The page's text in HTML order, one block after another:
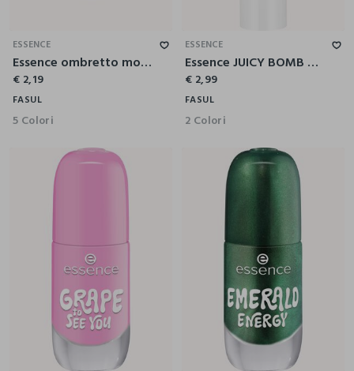
ESSENCE
Essence ombretto mono pearly 03
€ 2,19
FASUL
5 Colori
ESSENCE
Essence JUICY BOMB balsamo labbra 07
€ 2,99
FASUL
2 Colori